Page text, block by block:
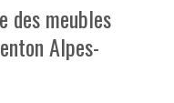
des meubles
Alpes-